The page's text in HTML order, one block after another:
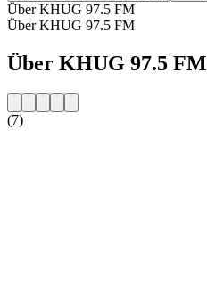
Über KHUG 97.5 FM
Über KHUG 97.5 FM
Über KHUG 97.5 FM
(7)